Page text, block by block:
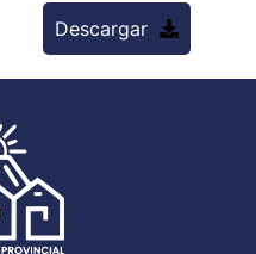
Descargar